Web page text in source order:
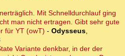
Mit Schnelldurchlauf ging
man nicht ertragen. Gibt sehr gute
für YT (owT) - Odysseus,
Variante denkbar, in der der